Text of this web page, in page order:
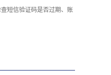
短信验证码是否过期、账